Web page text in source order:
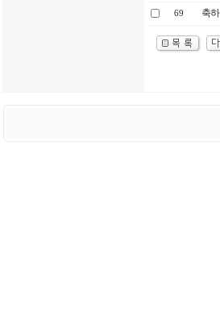
69 축하